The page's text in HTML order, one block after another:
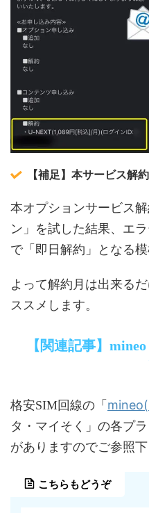
【補足】本サービス解
本オプションサービス
ン」を試した結果、エ
で「即日解約」となる模
よって解約月は出来る
ススメします。
【関連記事】
格安SIM回線の「
タ・マイそく」の各プ
がありますのでご参照下
こちらもどうぞ